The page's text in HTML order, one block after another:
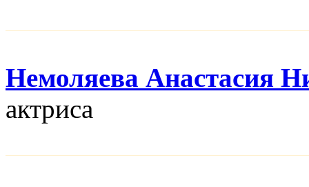
Немоляева Анастасия
актриса